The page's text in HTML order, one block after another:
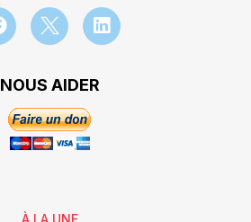
NOUS AIDER
À LA UNE